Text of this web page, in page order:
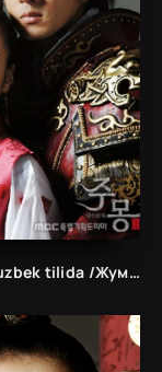
Jumong uzbek tilida /Жумонг ўзбек тилида/ 1-80 bo`lgan barcha qismlar